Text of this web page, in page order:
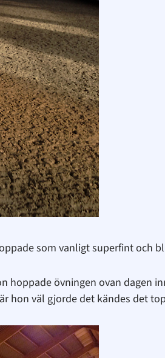
som vanligt superfint och
hoppade övningen ovan dagen
hon väl gjorde det kändes det